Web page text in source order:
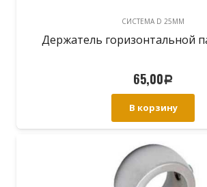
CИСТЕМА D 25MM
Держатель горизонтальной
65,00Р
В корзину